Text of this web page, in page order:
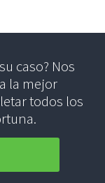
caso? Nos
la mejor
todos los